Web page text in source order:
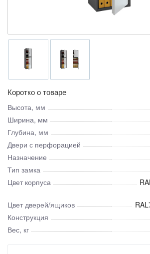
Коротко о товаре
Высота, мм
Ширина, мм
Глубина, мм
Двери с перфорацией
Назначение
Тип замка
Цвет корпуса
Цвет дверей/ящиков
Конструкция
Вес, кг